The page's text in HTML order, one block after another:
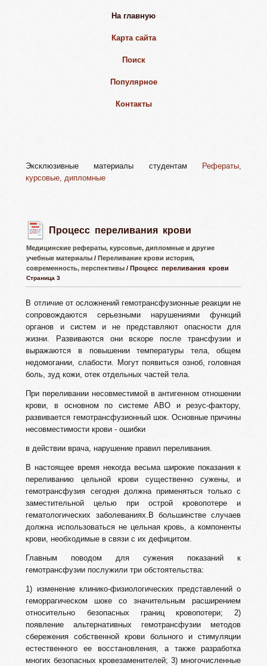
На главную
Карта сайта
Поиск
Популярное
Контакты
Эксклюзивные материалы студентам
Рефераты,
курсовые, дипломные
Процесс переливания крови
Медицинские рефераты, курсовые, дипломные и другие
учебные материалы / Переливание крови история,
современность, перспективы / Процесс переливания крови
Страница 3
В отличие от осложнений гемотрансфузионные реакции не
сопровождаются серьезными нарушениями функций
органов и систем и не представляют опасности для
жизни. Развиваются они вскоре после трансфузии и
выражаются в повышении температуры тела, общем
недомогании, слабости. Могут появиться озноб, головная
боль, зуд кожи, отек отдельных частей тела.
При переливании несовместимой в антигенном отношении
крови, в основном по системе АВО и резус-фактору,
развивается гемотрансфузионный шок. Основные причины
несовместимости крови - ошибки
в действии врача, нарушение правил переливания.
В настоящее время некогда весьма широкие показания к
переливанию цельной крови существенно сужены, и
гемотрансфузия сегодня должна применяться только с
заместительной целью при острой кровопотере и
гематологических заболеваниях.В большинстве случаев
должна использоваться не цельная кровь, а компоненты
крови, необходимые в связи с их дефицитом.
Главным поводом для сужения показаний к
гемотрансфузии послужили три обстоятельства:
1) изменение клинико-физиологических представлений о
геморрагическом шоке со значительным расширением
относительно безопасных границ кровопотери; 2)
появление альтернативных гемотрансфузии методов
сбережения собственной крови больного и стимуляции
естественного ее восстановления, а также разработка
многих безопасных кровезаменителей; 3) многочисленные